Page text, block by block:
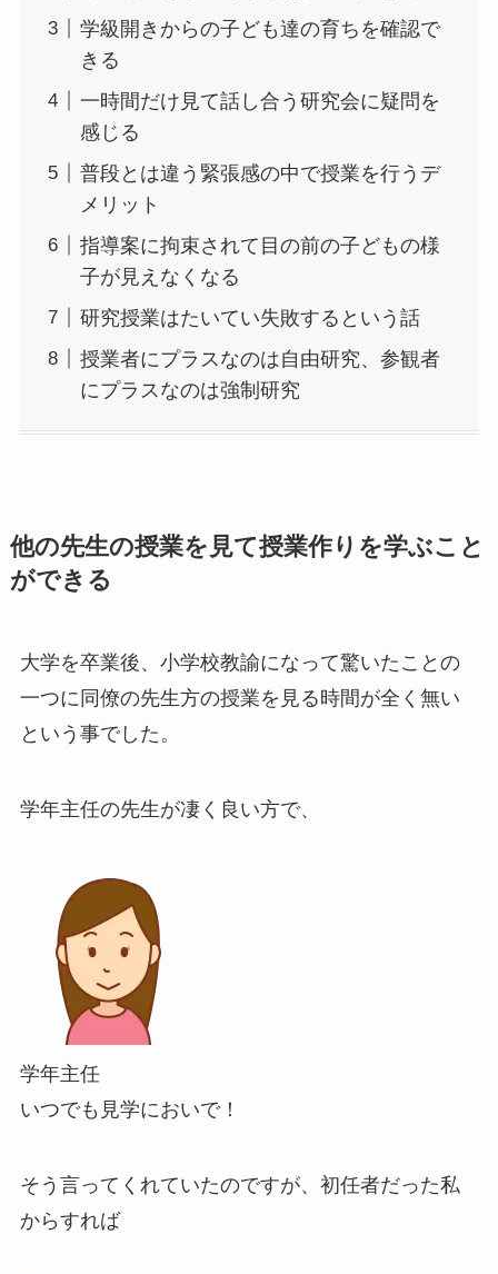
学級開きからの子ども達の育ちを確認で
きる
一時間だけ見て話し合う研究会に疑問を
感じる
普段とは違う緊張感の中で授業を行うデ
メリット
指導案に拘束されて目の前の子どもの様
子が見えなくなる
研究授業はたいてい失敗するという話
授業者にプラスなのは自由研究、参観者
にプラスなのは強制研究
他の先生の授業を見て授業作りを学ぶこと
ができる
大学を卒業後、小学校教諭になって驚いたことの
一つに同僚の先生方の授業を見る時間が全く無い
という事でした。
学年主任の先生が凄く良い方で、
学年主任
いつでも見学においで！
そう言ってくれていたのですが、初任者だった私
からすれば